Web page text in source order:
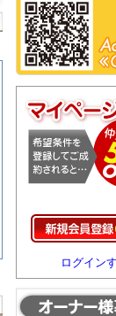
ログイン